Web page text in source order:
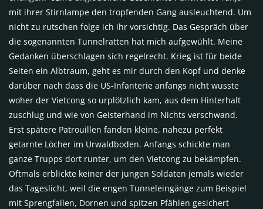
mit ihrer Stirnlampe den tropfenden Gang ausleuchtend. Um
nicht zu rutschen folge ich ihr vorsichtig. Das Gespräch über
die sogenannten Tunnelratten hat mich aufgewühlt. Meine
Gedanken überschlagen sich regelrecht. Krieg ist für beide
Seiten ein Albtraum, geht es mir durch den Kopf und denke
darüber nach dass die US-Infanterie anfangs nicht wusste
woher der Vietcong so urplötzlich kam, aus dem Hinterhalt
zuschlug und wie von Geisterhand im Nichts verschwand.
Erst spätere Patrouillen fanden kleine, nahezu perfekt
getarnte Löcher im Urwaldboden. Anfangs schickte man
ganze Trupps dort runter, um den Vietcong zu bekämpfen.
Oftmals erblickte keiner der jungen Soldaten jemals wieder
das Tageslicht, weil die engen Tunneleingänge zum Beispiel
mit Sprengfallen, Dornen und spitzen Pfählen gesichert